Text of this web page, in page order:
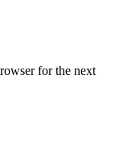
for the next